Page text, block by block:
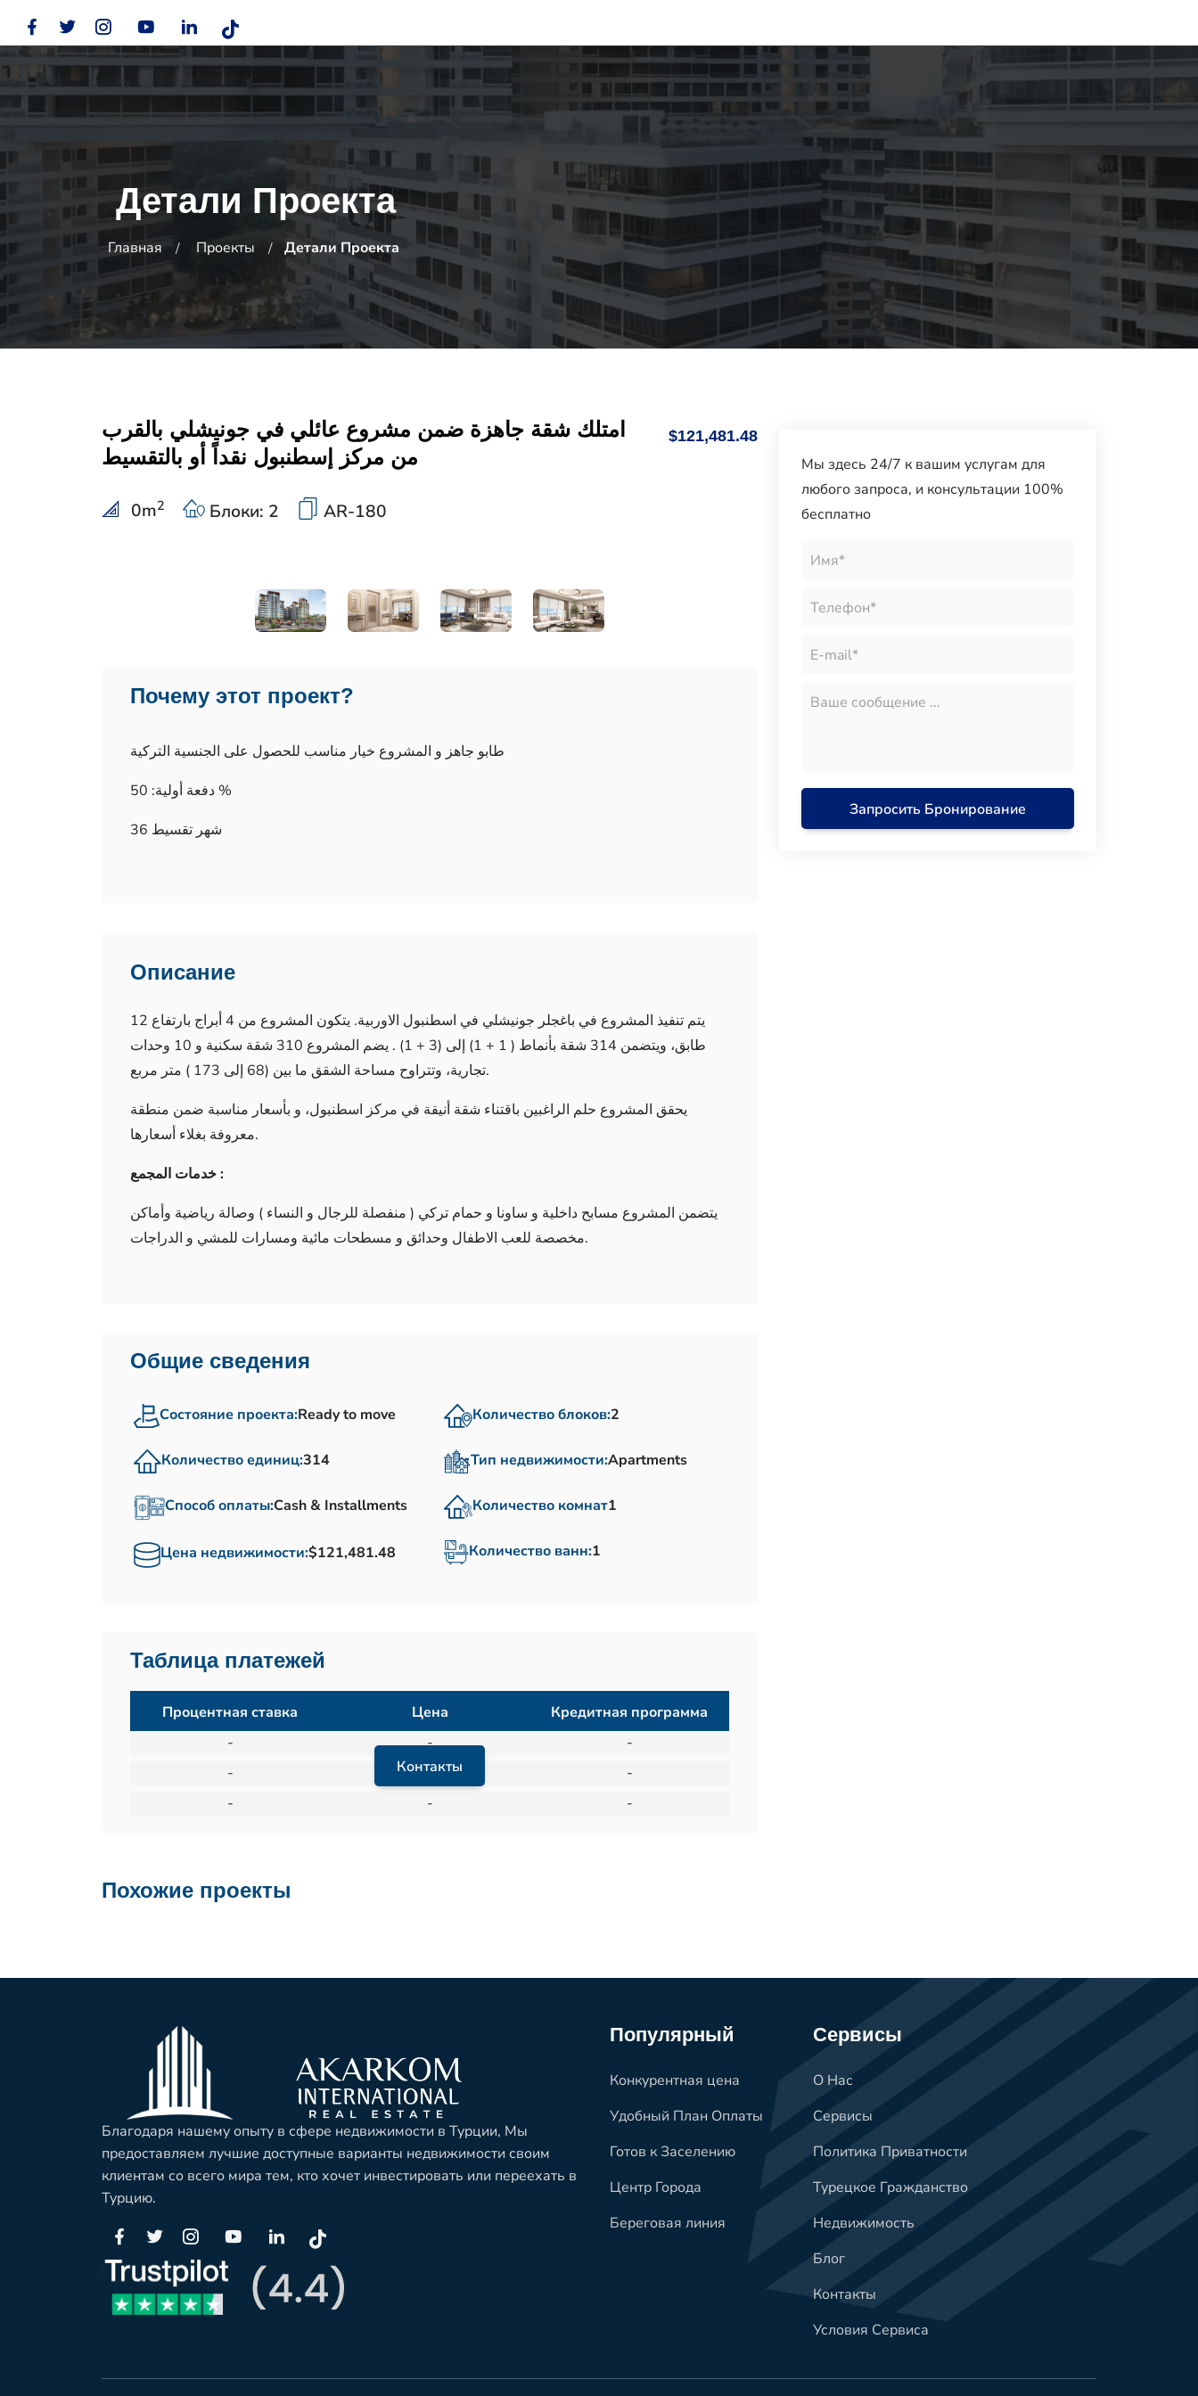
Детали Проекта
Главная Проекты Детали Проекта
امتلك شقة جاهزة ضمن مشروع عائلي في جونيشلي بالقرب
من مركز إسطنبول نقداً أو بالتقسيط
$121,481.48
0m2 Блоки: 2 AR-180
Почему этот проект?
طابو جاهز و المشروع خيار مناسب للحصول على الجنسية التركية
دفعة أولية: 50 %
36 شهر تقسيط
Описание
يتم تنفيذ المشروع في باغجلر جونيشلي في اسطنبول الاوربية. يتكون المشروع من 4 أبراج بارتفاع 12
طابق، ويتضمن 314 شقة بأنماط ( 1 + 1) إلى (3 + 1) . يضم المشروع 310 شقة سكنية و 10 وحدات
تجارية، وتتراوح مساحة الشقق ما بين (68 إلى 173 ) متر مربع.
يحقق المشروع حلم الراغبين باقتناء شقة أنيقة في مركز اسطنبول، و بأسعار مناسبة ضمن منطقة
معروفة بغلاء أسعارها.
خدمات المجمع :
يتضمن المشروع مسابح داخلية و ساونا و حمام تركي ( منفصلة للرجال و النساء ) وصالة رياضية وأماكن
مخصصة للعب الاطفال وحدائق و مسطحات مائية ومسارات للمشي و الدراجات.
Общие сведения
Состояние проекта:Ready to move
Количество единиц:314
Способ оплаты:Cash & Installments
Цена недвижимости:$121,481.48
Количество блоков:2
Тип недвижимости:Apartments
Количество комнат1
Количество ванн:1
Таблица платежей
Контакты
Процентная ставка Цена
Кредитная программа
-
-
-
-
-
-
-
- -
Мы здесь 24/7 к вашим услугам для
любого запроса, и консультации 100%
бесплатно
Запросить Бронирование
Похожие проекты
Благодаря нашему опыту в сфере недвижимости в Турции, Мы
предоставляем лучшие доступные варианты недвижимости своим
клиентам со всего мира тем, кто хочет инвестировать или переехать в
Турцию.
Популярный
Конкурентная цена
Удобный План Оплаты
Готов к Заселению
Центр Города
Береговая линия
Сервисы
О Нас
Сервисы
Политика Приватности
Турецкое Гражданство
Недвижимость
Блог
Контакты
Условия Сервиса